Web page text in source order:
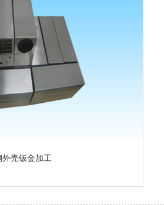
外壳钣金加工